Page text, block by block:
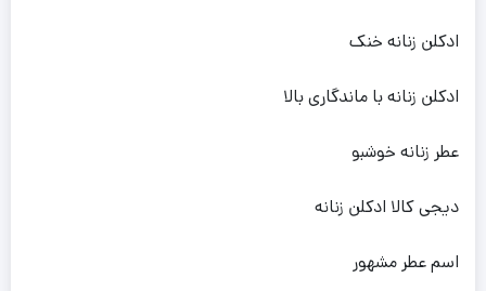
ادکلن زنانه خنک
ادکلن زنانه با ماندگاری بالا
عطر زنانه خوشبو
دیجی کالا ادکلن زنانه
اسم عطر مشهور